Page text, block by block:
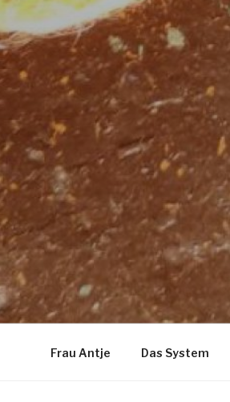
Frau Antje Das System